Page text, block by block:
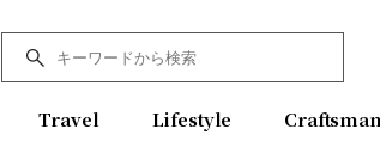
Travel Lifestyle